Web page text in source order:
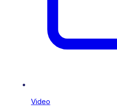
Video